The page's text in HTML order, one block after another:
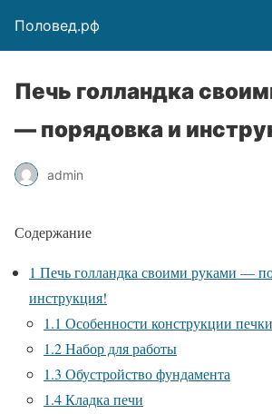
Половед.рф
Печь голландка
— порядовка и
admin
Содержание
1 Печь голландка своими руками —
инструкция!
1.1 Особенности конструкции
1.2Набор для работы
1.3 Обустройство фундамента
1.4Кладка печи